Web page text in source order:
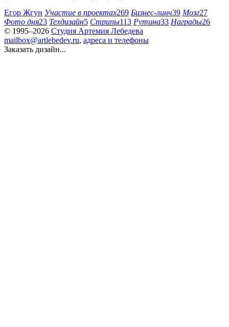
Егор Жгун Участие в проектах269 Бизнес-линч39 Мозг27
Фото дня23 Техдизайн5 Стрипы113 Рутина33 Награды26
© 1995–2026 Студия Артемия Лебедева
mailbox@artlebedev.ru, адреса и телефоны
Заказать дизайн...